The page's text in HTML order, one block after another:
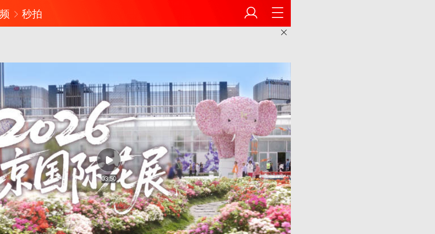
秒拍
03:50